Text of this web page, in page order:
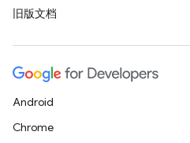
旧版文档
Android
Chrome